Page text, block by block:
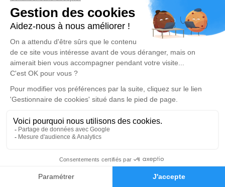
Faire-part Hommages
une anecdote ou exprimer vos pensées à travers des
poèmes ou des textes. Cet endroit est un lieu
d'expression dédié à honorer la mémoire de Candice
DURAND.
Un service de plantation d’arbre hommage est
disponible ici.
Je rends hommage
Cérémonie religieuse
vendredi 05 avril 2024 à 10h00